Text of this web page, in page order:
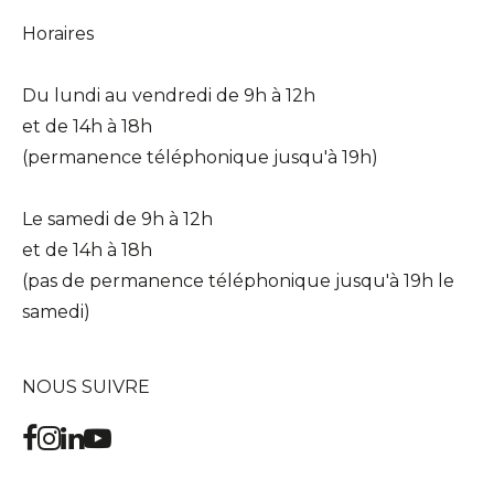
Horaires
Du lundi au vendredi de 9h à 12h
et de 14h à 18h
(permanence téléphonique jusqu'à 19h)
Le samedi de 9h à 12h
et de 14h à 18h
(pas de permanence téléphonique jusqu'à 19h le
samedi)
NOUS SUIVRE